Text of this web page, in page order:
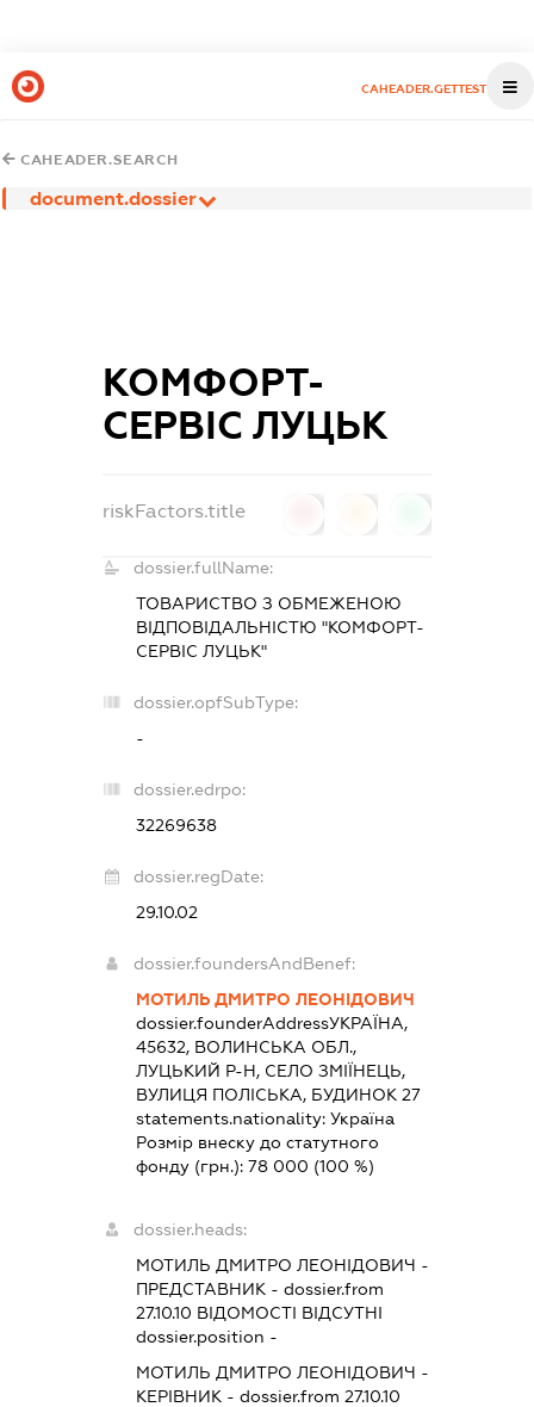
CAHEADER.GETTEST
CAHEADER.SEARCH
document.dossier
КОМФОРТ-
СЕРВІС ЛУЦЬК
riskFactors.title
dossier.fullName:
ТОВАРИСТВО З ОБМЕЖЕНОЮ
ВІДПОВІДАЛЬНІСТЮ "КОМФОРТ-
СЕРВІС ЛУЦЬК"
dossier.opfSubType:
-
dossier.edrpo:
32269638
dossier.regDate:
29.10.02
dossier.foundersAndBenef:
МОТИЛЬ ДМИТРО ЛЕОНІДОВИЧ
dossier.founderAddressУКРАЇНА,
45632, ВОЛИНСЬКА ОБЛ.,
ЛУЦЬКИЙ Р-Н, СЕЛО ЗМІЇНЕЦЬ,
ВУЛИЦЯ ПОЛІСЬКА, БУДИНОК 27
statements.nationality:Україна
Розмір внеску до статутного
фонду (грн.):78 000 (100 %)
dossier.heads:
МОТИЛЬ ДМИТРО ЛЕОНІДОВИЧ -
ПРЕДСТАВНИК - dossier.from
27.10.10 ВІДОМОСТІ ВІДСУТНІ
dossier.position -
МОТИЛЬ ДМИТРО ЛЕОНІДОВИЧ -
КЕРІВНИК - dossier.from 27.10.10